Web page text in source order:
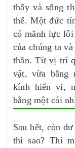
thấy và sống
thế. Một đức
có mãnh lực
của chúng ta
thần. Từ vị trí
vật, vừa bằng
kính hiển vi,
bằng một cái
Sau hết, còn
thì sao? Thì